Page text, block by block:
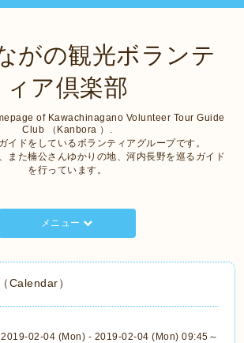
がの観光ボランテ
ィア倶楽部
of Kawachinagano Volunteer Tour Guide
Club （Kanbora ）.
イドをしているボランティアグループです。
また楠公さんゆかりの地、河内長野を巡るガイド
を行っています。
メニュー
Calendar）
2019-02-04 (Mon) - 2019-02-04 (Mon) 09:45～